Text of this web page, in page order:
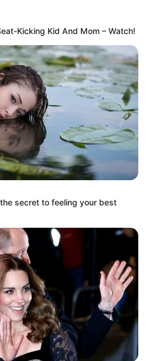
Garten
Kicking Kid And Mom – Watch!
secret to feeling your best